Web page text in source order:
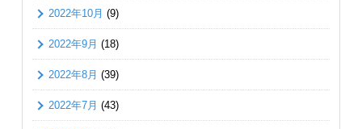
2022年10月 (9)
2022年9月 (18)
2022年8月 (39)
2022年7月 (43)